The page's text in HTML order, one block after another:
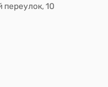
переулок, 10